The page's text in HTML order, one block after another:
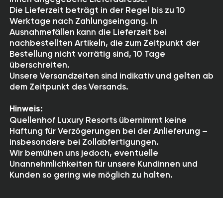
Die Lieferzeit beträgt in der Regel bis zu 10
Werktage nach Zahlungseingang. In
Ausnahmefällen kann die Lieferzeit bei
nachbestellten Artikeln, die zum Zeitpunkt der
Bestellung nicht vorrätig sind, 10 Tage
überschreiten.
Unsere Versandzeiten sind indikativ und gelten ab
dem Zeitpunkt des Versands.
Hinweis:
Quellenhof Luxury Resorts übernimmt keine
Haftung für Verzögerungen bei der Anlieferung –
insbesondere bei Zollabfertigungen.
Wir bemühen uns jedoch, eventuelle
Unannehmlichkeiten für unsere Kundinnen und
Kunden so gering wie möglich zu halten.